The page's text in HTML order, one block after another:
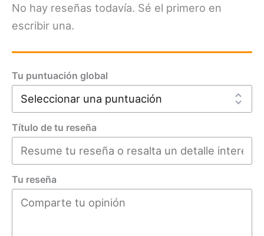
No hay reseñas todavía. Sé el primero en
escribir una.
Tu puntuación global
Título de tu reseña
Tu reseña